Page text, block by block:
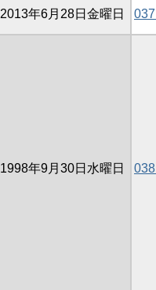
2013年6月28日金曜日
1998年9月30日水曜日